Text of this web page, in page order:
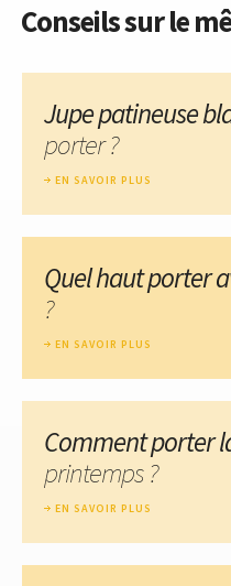
Conseils sur le
Jupe patineuse
porter ?
EN SAVOIR PLUS
Quel haut porter
?
EN SAVOIR PLUS
Comment porter
printemps ?
EN SAVOIR PLUS